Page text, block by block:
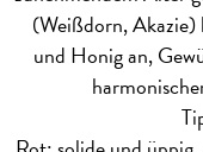
(Weißdorn,
und Honig an,